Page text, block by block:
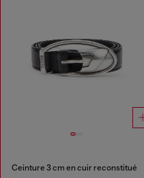
Ceinture 3 cm en cuir reconstitué